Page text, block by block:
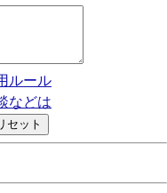
ルール
などは